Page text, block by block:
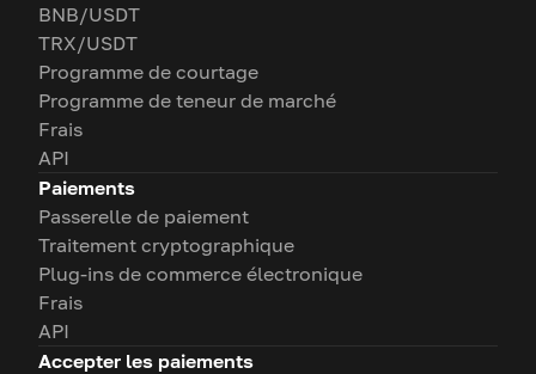
BNB/USDT
TRX/USDT
Programme de courtage
Programme de teneur de marché
Frais
API
Paiements
Passerelle de paiement
Traitement cryptographique
Plug-ins de commerce électronique
Frais
API
Accepter les paiements